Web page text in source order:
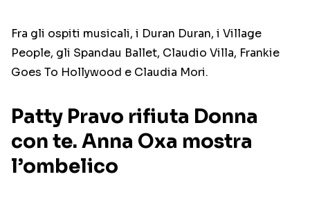
Fra gli ospiti musicali, i Duran Duran, i Village
People, gli Spandau Ballet, Claudio Villa, Frankie
Goes To Hollywood e Claudia Mori.
Patty Pravo rifiuta Donna
con te. Anna Oxa mostra
l’ombelico